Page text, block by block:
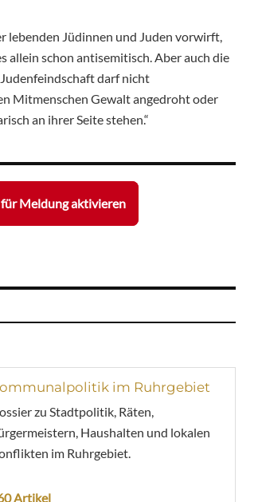
lebenden Jüdinnen und Juden vorwirft,
allein schon antisemitisch. Aber auch die
darf nicht
Mitmenschen Gewalt angedroht oder
an ihrer Seite stehen.“
Meldung aktivieren
im Ruhrgebiet
zu Stadtpolitik, Räten,
Haushalten und lokalen
im Ruhrgebiet.
Artikel